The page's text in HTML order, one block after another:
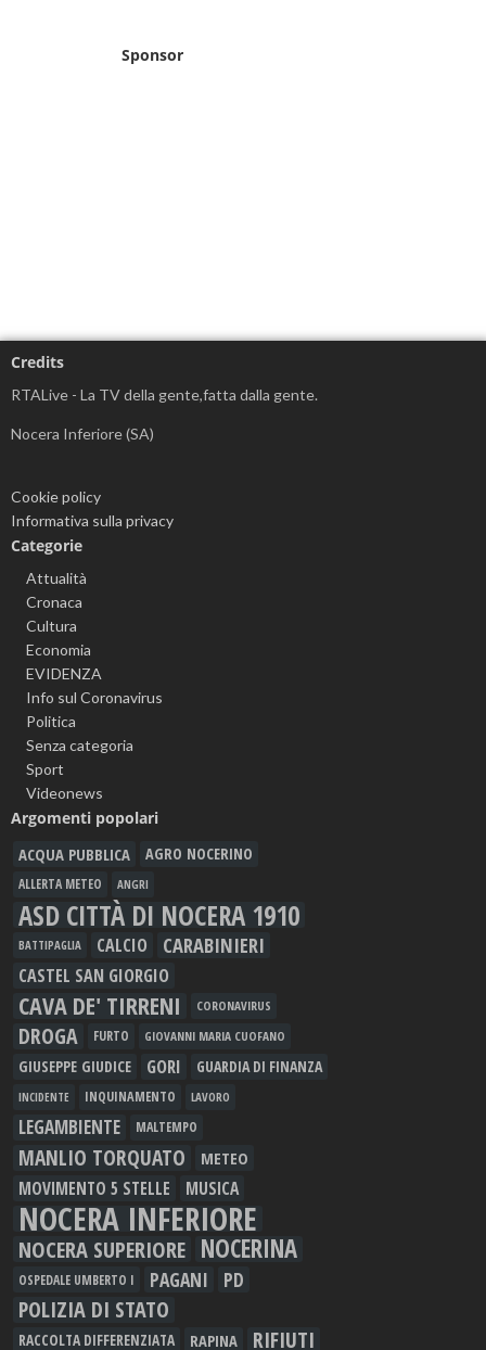
Sponsor
Credits
RTALive - La TV della gente,fatta dalla gente.
Nocera Inferiore (SA)
Cookie policy
Informativa sulla privacy
Categorie
Attualità
Cronaca
Cultura
Economia
EVIDENZA
Info sul Coronavirus
Politica
Senza categoria
Sport
Videonews
Argomenti popolari
ACQUA PUBBLICA AGRO NOCERINO
ALLERTA METEO ANGRI
ASD CITTÀ DI NOCERA 1910
BATTIPAGLIA CALCIO CARABINIERI
CASTEL SAN GIORGIO
CAVA DE' TIRRENI CORONAVIRUS
DROGA FURTO GIOVANNI MARIA CUOFANO
GIUSEPPE GIUDICE GORI GUARDIA DI FINANZA
INCIDENTE INQUINAMENTO LAVORO
LEGAMBIENTE MALTEMPO
MANLIO TORQUATO METEO
MOVIMENTO 5 STELLE MUSICA
NOCERA INFERIORE
NOCERA SUPERIORE NOCERINA
OSPEDALE UMBERTO I PAGANI PD
POLIZIA DI STATO
RACCOLTA DIFFERENZIATA RAPINA RIFIUTI